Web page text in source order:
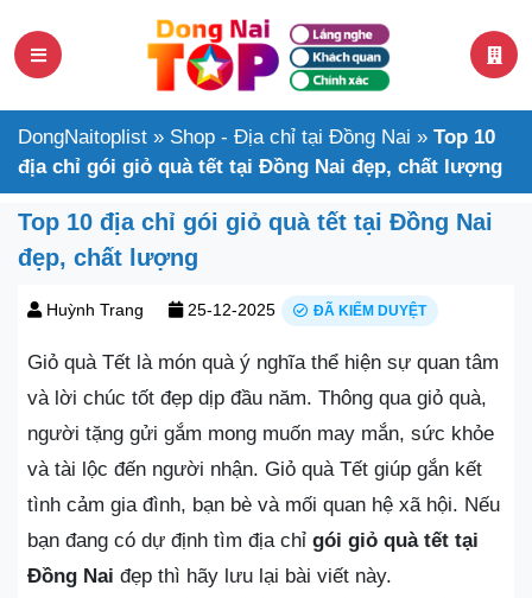
DongNaitoplist » Shop - Địa chỉ tại Đồng Nai » Top 10
địa chỉ gói giỏ quà tết tại Đồng Nai đẹp, chất lượng
Top 10 địa chỉ gói giỏ quà tết tại Đồng Nai
đẹp, chất lượng
Huỳnh Trang 25-12-2025 ĐÃ KIỂM DUYỆT
Giỏ quà Tết là món quà ý nghĩa thể hiện sự quan tâm
và lời chúc tốt đẹp dịp đầu năm. Thông qua giỏ quà,
người tặng gửi gắm mong muốn may mắn, sức khỏe
và tài lộc đến người nhận. Giỏ quà Tết giúp gắn kết
tình cảm gia đình, bạn bè và mối quan hệ xã hội. Nếu
bạn đang có dự định tìm địa chỉ gói giỏ quà tết tại
Đồng Nai đẹp thì hãy lưu lại bài viết này.